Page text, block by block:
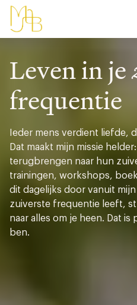
Leven in je
frequentie
Ieder mens verdient liefde,
Dat maakt mijn missie
terugbrengen naar hun
trainingen, workshops,
dit dagelijks door vanuit
zuiverste frequentie leeft,
naar alles om je heen. Dat is
ben.